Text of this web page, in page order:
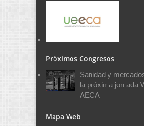
Próximos Congresos
Sanidad y
la próxima jornada
AECA
Mapa Web